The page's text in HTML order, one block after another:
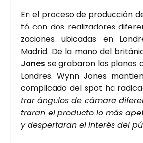
En el pro­ce­so de pro­duc­ción
tó con dos rea­li­za­do­res
za­cio­nes ubi­ca­das en
Madrid. De la mano del
Jones se gra­ba­ron los pla­nos
Lon­dres. Wynn Jones
com­pli­ca­do del spot ha
trar ángu­los de cáma­ra
tra­ran el pro­duc­to lo más
y des­per­ta­ran el inte­rés del